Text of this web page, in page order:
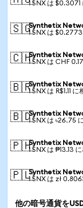
1 SNX は $0.3071
🇸🇬Synthetix
1 SNX は
🇨🇭Synthetix
1 SNX は CHF
🇧🇷Synthetix
1 SNX は R$1.11 に
🇧🇩Synthetix
1 SNX は ৳26.75
🇵🇭Synthetix
1 SNX は ₱13.13
🇵🇱Synthetix
1 SNX は zł
他の暗号通貨を